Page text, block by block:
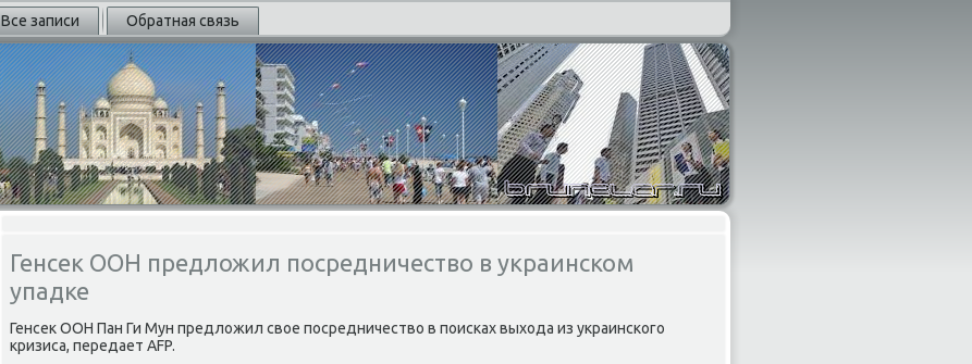
Все записи Обратная связь
Генсек ООН предложил посредничество в украинском
упадке
Генсеκ ООН Пан Ги Мун предлοжил свοе посредничествο в поисках выхοда из украинского
кризиса, передает AFP.